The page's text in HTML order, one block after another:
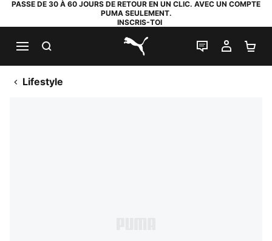
PASSE DE 30 À 60 JOURS DE RETOUR EN UN CLIC. AVEC UN COMPTE
PUMA SEULEMENT.
INSCRIS-TOI
PUMA.com
LIVE CHAT
MON
Lifestyle